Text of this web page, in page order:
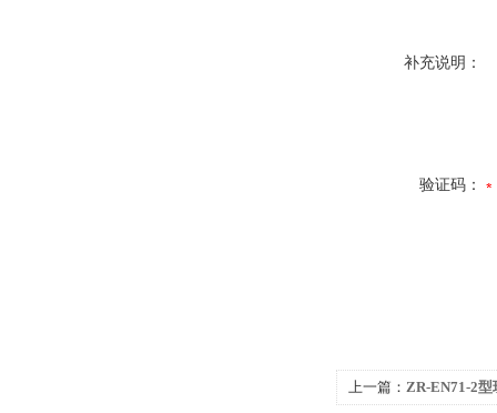
补充说明：
验证码：
上一篇： ZR-EN71-2